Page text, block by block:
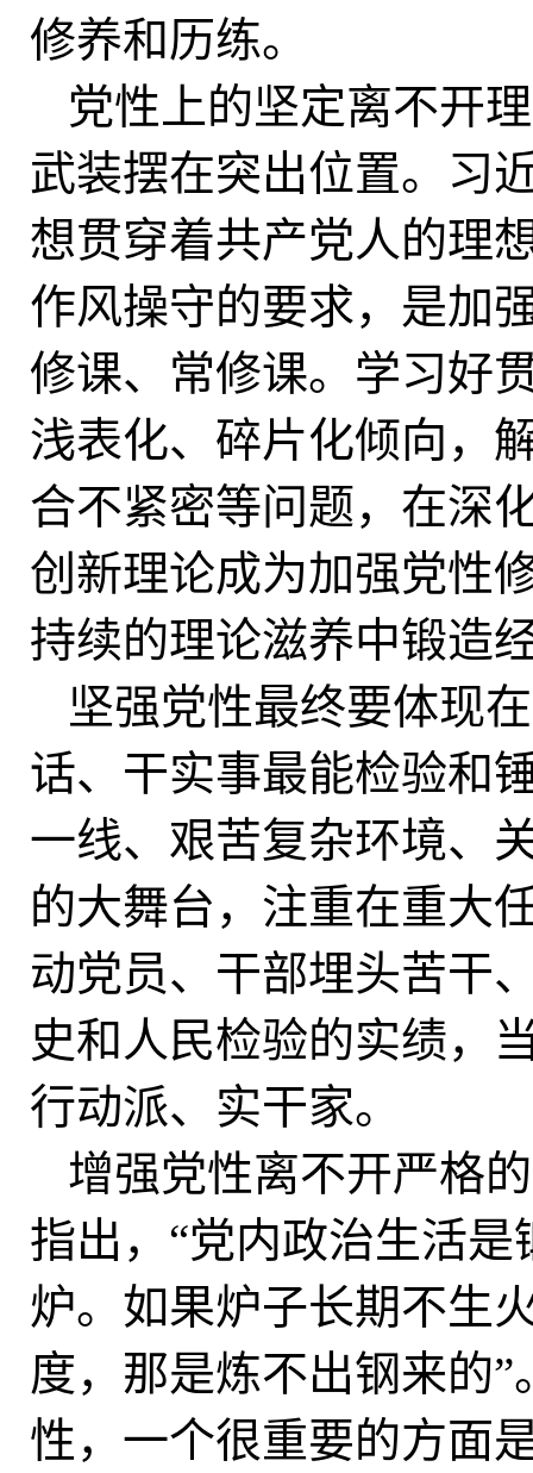
修养和历练。
党性上的坚定离不开
武装摆在突出位置。习
想贯穿着共产党人的理
作风操守的要求，是加
修课、常修课。学习好
浅表化、碎片化倾向，
合不紧密等问题，在深
创新理论成为加强党性
持续的理论滋养中锻造
坚强党性最终要体现
话、干实事最能检验和
一线、艰苦复杂环境、
的大舞台，注重在重大
动党员、干部埋头苦干
史和人民检验的实绩，
行动派、实干家。
增强党性离不开严格
指出，“党内政治生活
炉。如果炉子长期不生
度，那是炼不出钢来的
性，一个很重要的方面